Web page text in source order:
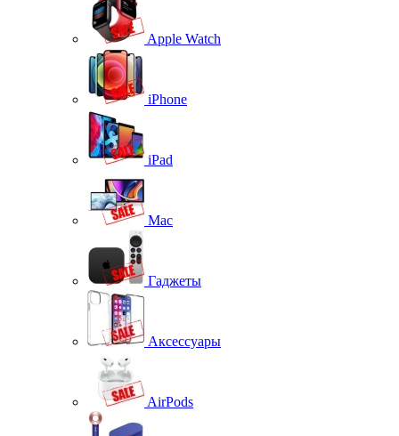
Apple Watch
iPhone
iPad
Mac
Гаджеты
Аксессуары
AirPods